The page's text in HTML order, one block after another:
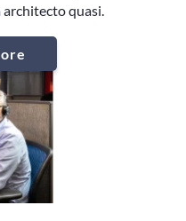
quasi.